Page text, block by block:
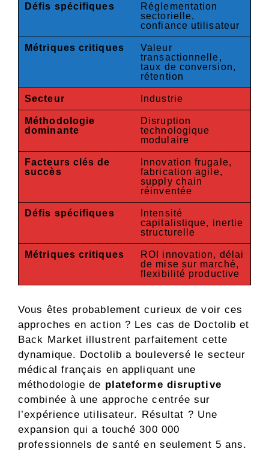
Défis spécifiques
Réglementation
sectorielle,
confiance utilisateur
Métriques critiques
Valeur
transactionnelle,
taux de conversion,
rétention
Secteur Industrie
Méthodologie
dominante
Disruption
technologique
modulaire
Facteurs clés de
succès
Innovation frugale,
fabrication agile,
supply chain
réinventée
Défis spécifiques
Intensité
capitalistique, inertie
structurelle
Métriques critiques
ROI innovation, délai
de mise sur marché,
flexibilité productive
Vous êtes probablement curieux de voir ces
approches en action ? Les cas de Doctolib et
Back Market illustrent parfaitement cette
dynamique. Doctolib a bouleversé le secteur
médical français en appliquant une
méthodologie de plateforme disruptive
combinée à une approche centrée sur
l’expérience utilisateur. Résultat ? Une
expansion qui a touché 300 000
professionnels de santé en seulement 5 ans.